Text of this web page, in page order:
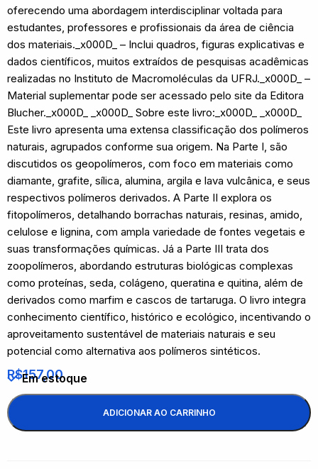
oferecendo uma abordagem interdisciplinar voltada para
estudantes, professores e profissionais da área de ciência
dos materiais._x000D_ – Inclui quadros, figuras explicativas e
dados científicos, muitos extraídos de pesquisas acadêmicas
realizadas no Instituto de Macromoléculas da UFRJ._x000D_ –
Material suplementar pode ser acessado pelo site da Editora
Blucher._x000D_ _x000D_ Sobre este livro:_x000D_ _x000D_
Este livro apresenta uma extensa classificação dos polímeros
naturais, agrupados conforme sua origem. Na Parte I, são
discutidos os geopolímeros, com foco em materiais como
diamante, grafite, sílica, alumina, argila e lava vulcânica, e seus
respectivos polímeros derivados. A Parte II explora os
fitopolímeros, detalhando borrachas naturais, resinas, amido,
celulose e lignina, com ampla variedade de fontes vegetais e
suas transformações químicas. Já a Parte III trata dos
zoopolímeros, abordando estruturas biológicas complexas
como proteínas, seda, colágeno, queratina e quitina, além de
derivados como marfim e cascos de tartaruga. O livro integra
conhecimento científico, histórico e ecológico, incentivando o
aproveitamento sustentável de materiais naturais e seu
potencial como alternativa aos polímeros sintéticos.
R$157,00
Em estoque
ADICIONAR AO CARRINHO